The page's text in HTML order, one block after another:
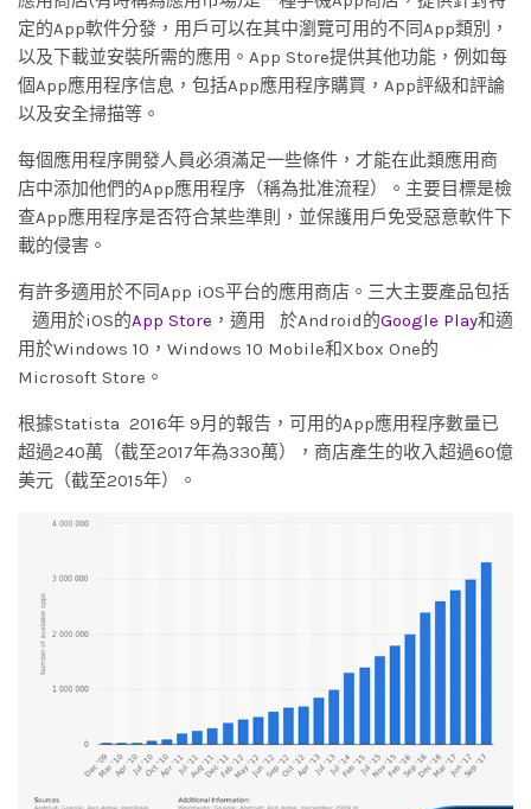
定的App軟件分發，用戶可以在其中瀏覽可用的不同App類別，
以及下載並安裝所需的應用。App Store提供其他功能，例如每
個App應用程序信息，包括App應用程序購買，App評級和評論
以及安全掃描等。
每個應用程序開發人員必須滿足一些條件，才能在此類應用商
店中添加他們的App應用程序（稱為批准流程）。主要目標是檢
查App應用程序是否符合某些準則，並保護用戶免受惡意軟件下
載的侵害。
有許多適用於不同App iOS平台的應用商店。三大主要產品包括
適用於iOS的App Store ，適用 於Android的Google Play和適
用於Windows 10，Windows 10 Mobile和Xbox One的
Microsoft Store。
根據Statista 2016年 9月的報告，可用的App應用程序數量已
超過240萬（截至2017年為330萬），商店產生的收入超過60億
美元（截至2015年）。